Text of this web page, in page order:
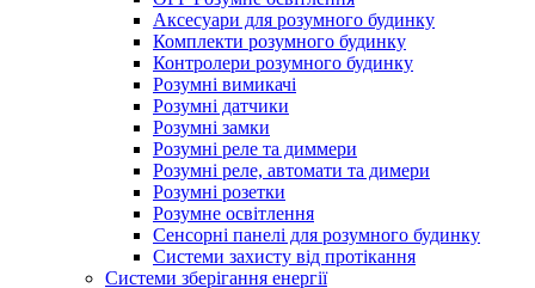
Аксесуари для розумного будинку
Комплекти розумного будинку
Контролери розумного будинку
Розумні вимикачі
Розумні датчики
Розумні замки
Розумні реле та диммери
Розумні реле, автомати та димери
Розумні розетки
Розумне освітлення
Сенсорні панелі для розумного будинку
Системи захисту від протікання
Системи зберігання енергії